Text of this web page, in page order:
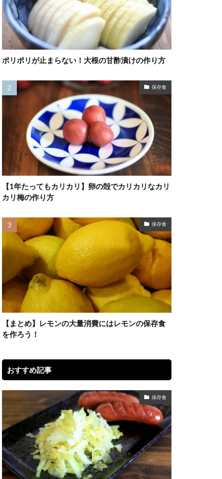
ポリポリが止まらない！大根の甘酢漬けの作り方
保存食
【1年たってもカリカリ】卵の殻でカリカリなカリ
カリ梅の作り方
保存食
【まとめ】レモンの大量消費にはレモンの保存食
を作ろう！
おすすめ記事
保存食